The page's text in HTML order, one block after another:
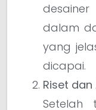
dalam
yang
dicapai.
Riset dan
Setelah